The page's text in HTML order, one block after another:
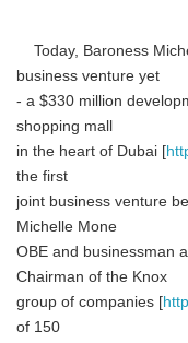
Today, Baroness
business venture yet
- a $330 million
shopping mall
in the heart of Dubai [
the first
joint business venture
Michelle Mone
OBE and businessman
Chairman of the Knox
group of companies [
of 150